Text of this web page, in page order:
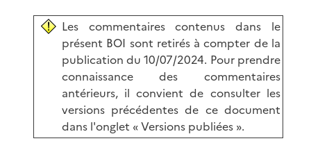
Les commentaires contenus dans le
présent BOI sont retirés à compter de la
publication du 10/07/2024. Pour prendre
connaissance des commentaires
antérieurs, il convient de consulter les
versions précédentes de ce document
dans l'onglet « Versions publiées ».